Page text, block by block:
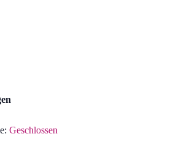
Geschlossen